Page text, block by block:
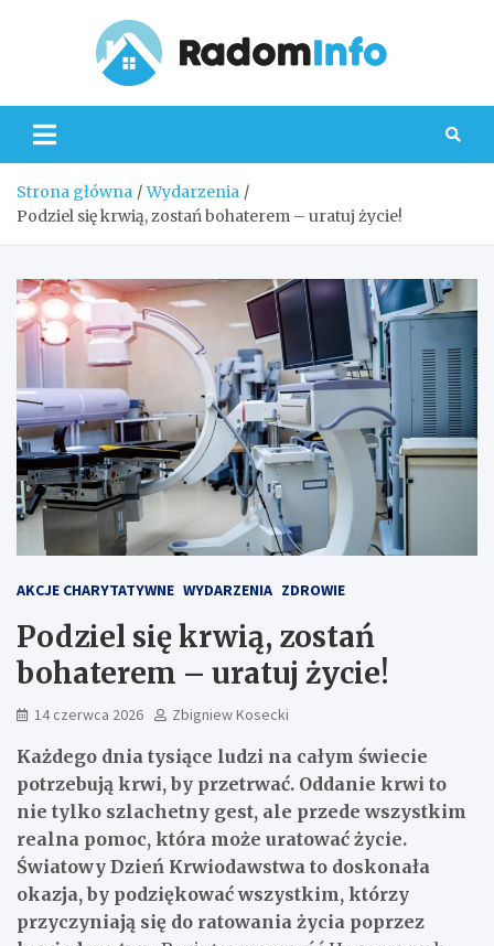
Strona główna
Wydarzenia
Podziel się krwią, zostań bohaterem – uratuj życie!
AKCJE CHARYTATYWNE WYDARZENIA ZDROWIE
Podziel się krwią, zostań
bohaterem – uratuj życie!
14 czerwca 2026 Zbigniew Kosecki
Każdego dnia tysiące ludzi na całym świecie
potrzebują krwi, by przetrwać. Oddanie krwi to
nie tylko szlachetny gest, ale przede wszystkim
realna pomoc, która może uratować życie.
Światowy Dzień Krwiodawstwa to doskonała
okazja, by podziękować wszystkim, którzy
przyczyniają się do ratowania życia poprzez